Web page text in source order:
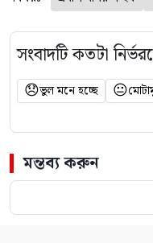
সংবাদটি কতটা
😞ভুল মনে হচ্ছে 😐
মন্তব্য করুন